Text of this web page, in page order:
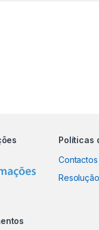
Políticas